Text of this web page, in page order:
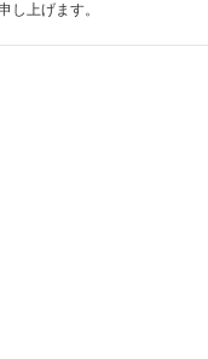
し上げます。